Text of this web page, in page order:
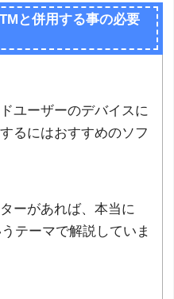
と併用する事の必要
ユーザーのデバイスに
るにはおすすめのソフ
ーがあれば、本当に
テーマで解説していま